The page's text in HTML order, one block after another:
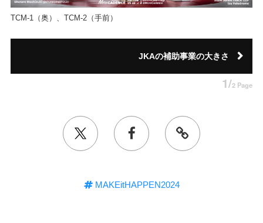
TCM-1（奥）、TCM-2（手前）
JKAの補助事業の大きさ
1/2 Page
MAKEitHAPPEN2024